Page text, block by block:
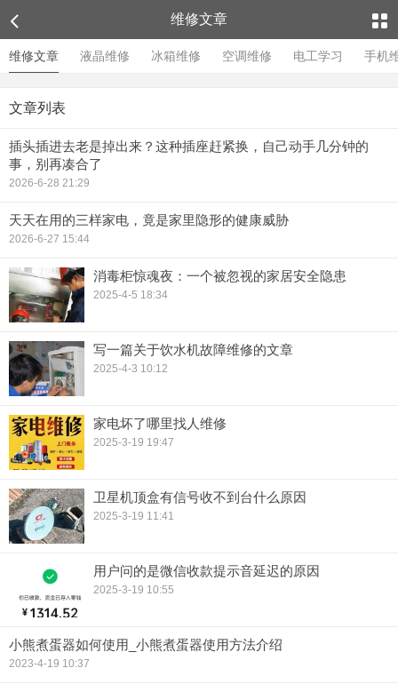
维修文章
维修文章 液晶维修 冰箱维修 空调维修 电工学习 手机
文章列表
插头插进去老是掉出来？这种插座赶紧换，自己动手几分钟的
事，别再凑合了
2026-6-28 21:29
天天在用的三样家电，竟是家里隐形的健康威胁
2026-6-27 15:44
消毒柜惊魂夜：一个被忽视的家居安全隐患
2025-4-5 18:34
写一篇关于饮水机故障维修的文章
2025-4-3 10:12
家电坏了哪里找人维修
2025-3-19 19:47
卫星机顶盒有信号收不到台什么原因
2025-3-19 11:41
用户问的是微信收款提示音延迟的原因
2025-3-19 10:55
小熊煮蛋器如何使用_小熊煮蛋器使用方法介绍
2023-4-19 10:37